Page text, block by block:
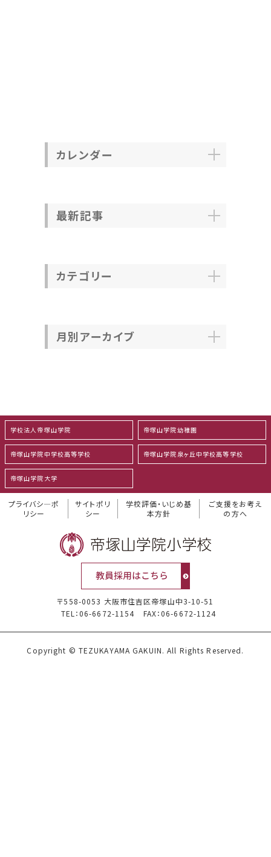
カレンダー
最新記事
カテゴリー
月別アーカイブ
学校法人帝塚山学院 帝塚山学院幼稚園
帝塚山学院中学校高等学校 帝塚山学院泉ヶ丘中学校高等学校
帝塚山学院大学
プライバシ―ポ
リシー
サイトポリ
シー
学校評価・いじめ基
本方針
ご支援をお考え
の方へ
〒558-0053 大阪市住吉区帝塚山中3-10-51
TEL：06-6672-1154
FAX：06-6672-1124
Copyright © TEZUKAYAMA GAKUIN. All Rights Reserved.